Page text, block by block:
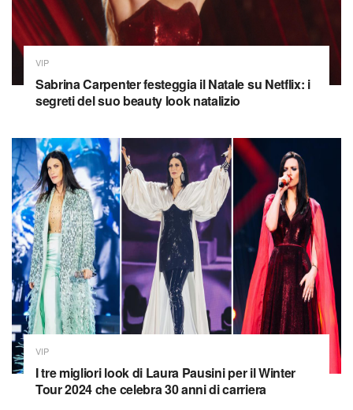
VIP
Sabrina Carpenter festeggia il Natale su Netflix: i
segreti del suo beauty look natalizio
VIP
I tre migliori look di Laura Pausini per il Winter
Tour 2024 che celebra 30 anni di carriera